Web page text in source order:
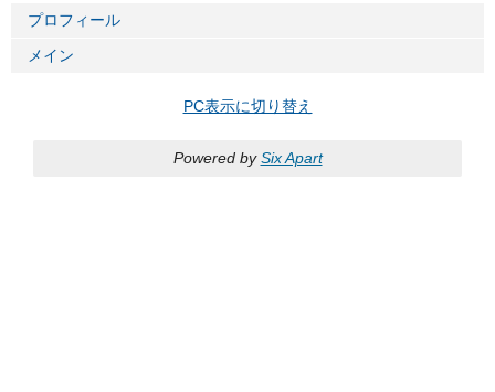
プロフィール
メイン
PC表示に切り替え
Powered bySix Apart